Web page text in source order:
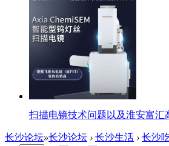
扫描电镜技术问题以及淮安富汇
长沙论坛»长沙论坛 › 长沙生活 › 长沙